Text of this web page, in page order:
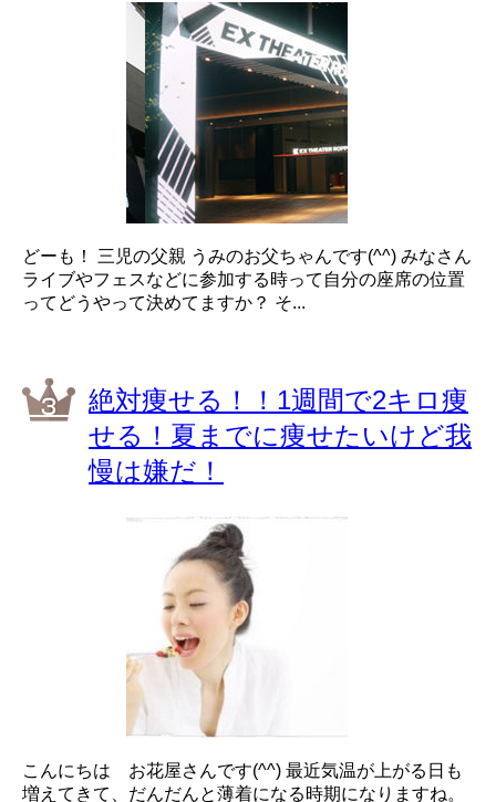
どーも！ 三児の父親 うみのお父ちゃんです(^^) みなさん
ライブやフェスなどに参加する時って自分の座席の位置
ってどうやって決めてますか？ そ...
絶対痩せる！！1週間で2キロ痩
せる！夏までに痩せたいけど我
慢は嫌だ！
こんにちは お花屋さんです(^^) 最近気温が上がる日も
増えてきて、だんだんと薄着になる時期になりますね。